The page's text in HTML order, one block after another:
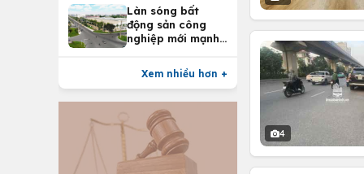
Làn sóng bất
động sản công
nghiệp mới mạnh
Xem nhiều hơn +
4